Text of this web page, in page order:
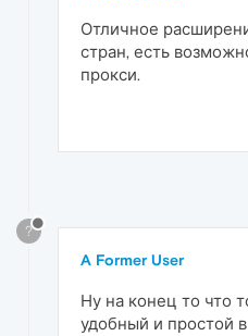
Отличное
стран, есть
прокси.
?
A Former User
Ну на конец то что
удобный и простой